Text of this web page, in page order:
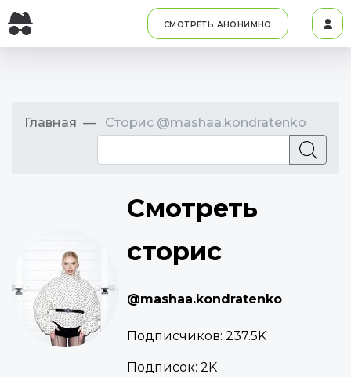
СМОТРЕТЬ АНОНИМНО
Главная Сторис @mashaa.kondratenko
Смотреть
сторис
@mashaa.kondratenko
Подписчиков: 237.5K
Подписок: 2K